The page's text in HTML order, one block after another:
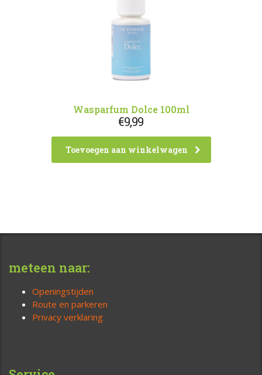
Wasparfum Dolce 100ml
€9,99
Toevoegen aan winkelwagen
meteen naar:
Openingstijden
Route en parkeren
Privacy verklaring